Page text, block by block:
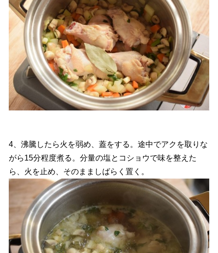
4、沸騰したら火を弱め、蓋をする。途中でアクを取りな
がら15分程度煮る。分量の塩とコショウで味を整えた
ら、火を止め、そのまましばらく置く。